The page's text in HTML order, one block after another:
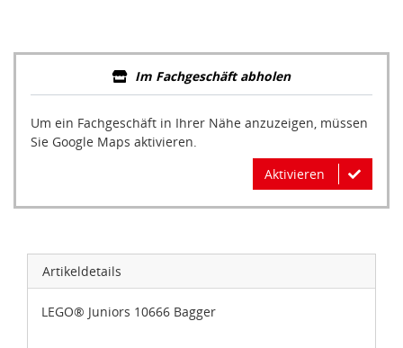
Im Fachgeschäft abholen
Um ein Fachgeschäft in Ihrer Nähe anzuzeigen, müssen
Sie Google Maps aktivieren.
Aktivieren
Artikeldetails
LEGO® Juniors 10666 Bagger